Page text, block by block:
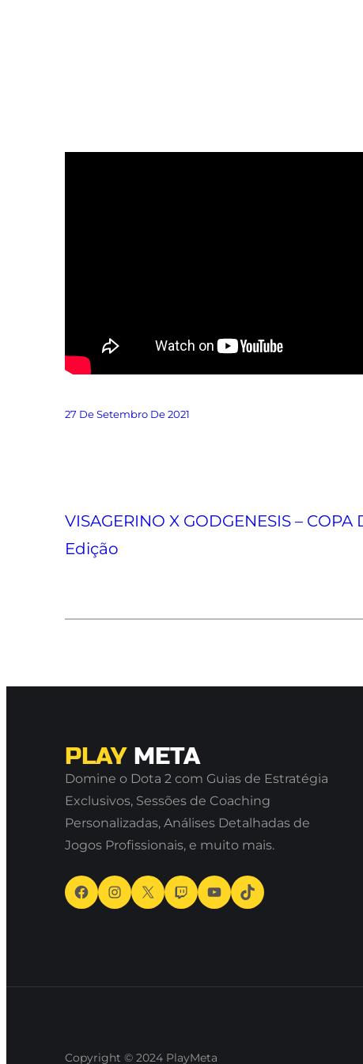
27 De Setembro De 2021
VISAGERINO X GODGENESIS – COPA
Edição
PLAYMETA
Domine o Dota 2 com Guias de Estratégia
Exclusivos, Sessões de Coaching
Personalizadas, Análises Detalhadas de
Jogos Profissionais, e muito mais.
Facebook Instagram X Twitch Youtube TikTok
Copyright © 2024 PlayMeta